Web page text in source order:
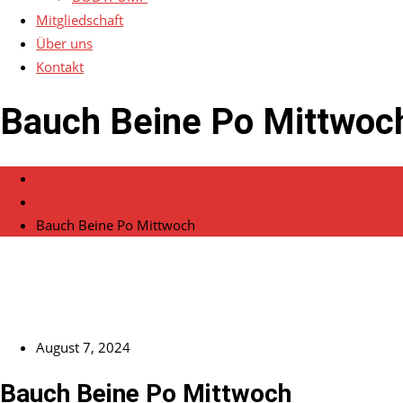
Mitgliedschaft
Über uns
Kontakt
Bauch Beine Po
Bauch Beine Po Mittwoch
August 7, 2024
Bauch Beine Po Mittwoch